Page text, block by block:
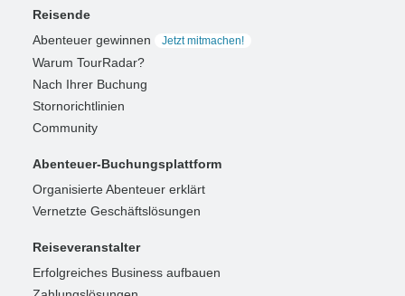
Reisende
Abenteuer gewinnen
Jetzt mitmachen!
Warum TourRadar?
Nach Ihrer Buchung
Stornorichtlinien
Community
Abenteuer-Buchungsplattform
Organisierte Abenteuer erklärt
Vernetzte Geschäftslösungen
Reiseveranstalter
Erfolgreiches Business aufbauen